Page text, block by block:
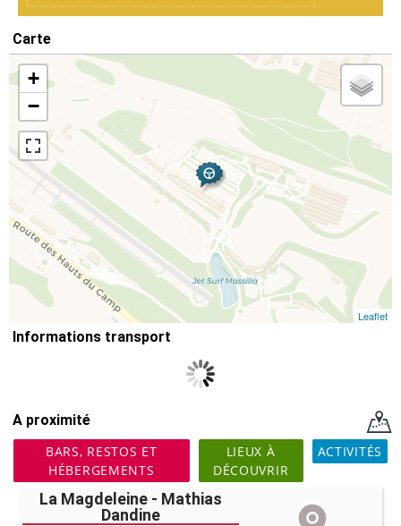
Carte
+
−
Leaflet
Informations transport
A proximité
BARS, RESTOS ET
HÉBERGEMENTS
LIEUX À
DÉCOUVRIR
ACTIVITÉS
La Magdeleine - Mathias
Dandine